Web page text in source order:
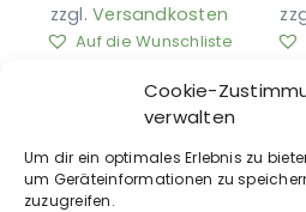
Cookie-
verwalten
Um dir ein optimales Erlebnis zu
um Geräteinformationen zu
zuzugreifen.
zzgl.Versandkosten
Auf die Wunschliste